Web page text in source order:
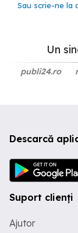
Sau scrie-ne la
Un
publi24.ro
Descarcă
Suport clienți
Ajutor